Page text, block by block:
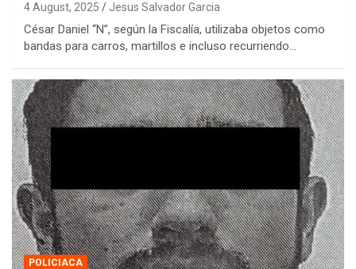
4 August, 2025 Jesus Salvador Garcia
César Daniel “N”, según la Fiscalía, utilizaba objetos como
bandas para carros, martillos e incluso recurriendo…
POLICIACA